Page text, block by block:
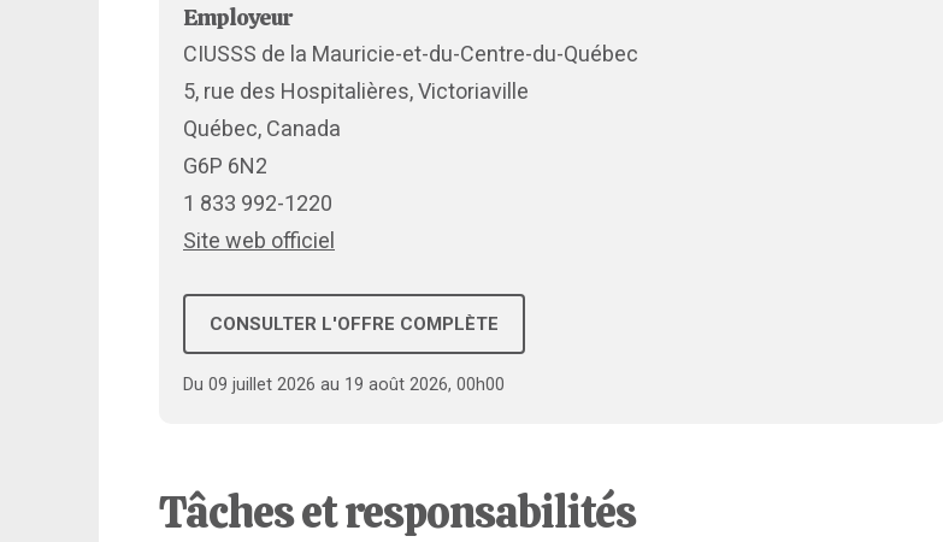
Employeur
CIUSSS de la Mauricie-et-du-Centre-du-Québec
5, rue des Hospitalières, Victoriaville
Québec, Canada
G6P 6N2
1 833 992-1220
Site web officiel
CONSULTER L'OFFRE COMPLÈTE
Du 09 juillet 2026 au 19 août 2026, 00h00
Tâches et responsabilités